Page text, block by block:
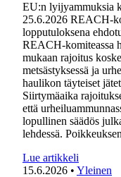
EU:n lyijyammuksia
25.6.2026 REACH-
lopputuloksena
REACH-komiteassa
mukaan rajoitus
metsästyksessä ja
haulikon täyteiset
Siirtymäaika
että
lopullinen säädös
lehdessä.
Lue artikkeli
15.6.2026 • Yleinen